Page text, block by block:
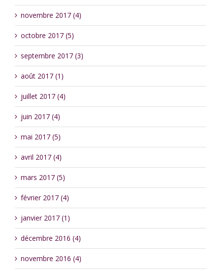
novembre 2017 (4)
octobre 2017 (5)
septembre 2017 (3)
août 2017 (1)
juillet 2017 (4)
juin 2017 (4)
mai 2017 (5)
avril 2017 (4)
mars 2017 (5)
février 2017 (4)
janvier 2017 (1)
décembre 2016 (4)
novembre 2016 (4)